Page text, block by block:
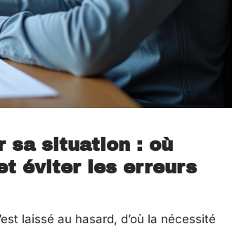
sa situation : où
éviter les erreurs
laissé au hasard, d’où la nécessité